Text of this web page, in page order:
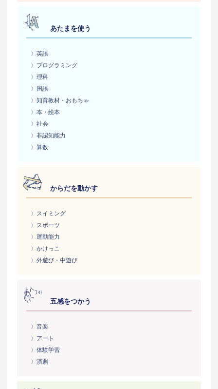
あたまを使う
〉英語
〉プログラミング
〉理科
〉国語
〉知育教材・おもちゃ
〉本・絵本
〉社会
〉非認知能力
〉算数
からだを動かす
〉スイミング
〉スポーツ
〉運動能力
〉かけっこ
〉外遊び・中遊び
五感をつかう
〉音楽
〉アート
〉体験学習
〉演劇